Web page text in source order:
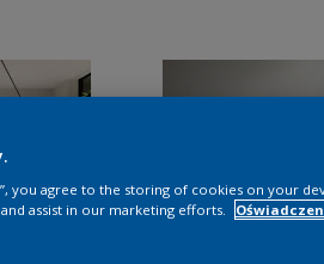
you agree to the storing of cookies on your
assist in our marketing efforts.